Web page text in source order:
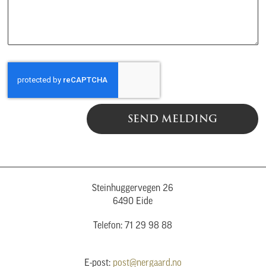
SEND MELDING
Steinhuggervegen 26
6490 Eide
Telefon: 71 29 98 88
E-post: post@nergaard.no